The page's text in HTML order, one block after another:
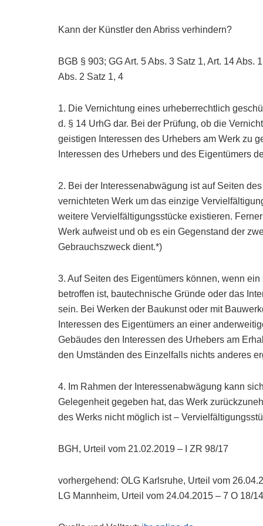
Kann der Künstler den Abriss verhindern?
BGB § 903; GG Art. 5 Abs. 3 Satz 1, Art. 14 Abs.
Abs. 2 Satz 1, 4
1. Die Vernichtung eines urheberrechtlich
d. § 14 UrhG dar. Bei der Prüfung, ob die
geistigen Interessen des Urhebers am Werk zu
Interessen des Urhebers und des Eigentümers
2. Bei der Interessenabwägung ist auf Seiten
vernichteten Werk um das einzige
weitere Vervielfältigungsstücke existieren.
Werk aufweist und ob es ein Gegenstand der
Gebrauchszweck dient.*)
3. Auf Seiten des Eigentümers können, wenn
betroffen ist, bautechnische Gründe oder das
sein. Bei Werken der Baukunst oder mit
Interessen des Eigentümers an einer
Gebäudes den Interessen des Urhebers am
den Umständen des Einzelfalls nichts anderes
4. Im Rahmen der Interessenabwägung kann
Gelegenheit gegeben hat, das Werk
des Werks nicht möglich ist –
BGH, Urteil vom 21.02.2019 – I ZR 98/17
vorhergehend: OLG Karlsruhe, Urteil vom
LG Mannheim, Urteil vom 24.04.2015 – 7 O 18/